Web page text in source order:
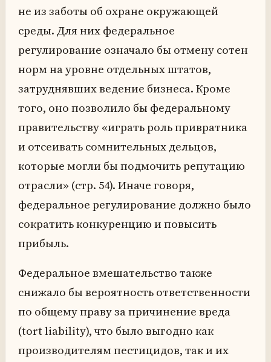
не из заботы об охране окружающей
среды. Для них федеральное
регулирование означало бы отмену сотен
норм на уровне отдельных штатов,
затруднявших ведение бизнеса. Кроме
того, оно позволило бы федеральному
правительству «играть роль привратника
и отсеивать сомнительных дельцов,
которые могли бы подмочить репутацию
отрасли» (стр. 54). Иначе говоря,
федеральное регулирование должно было
сократить конкуренцию и повысить
прибыль.
Федеральное вмешательство также
снижало бы вероятность ответственности
по общему праву за причинение вреда
(tort liability), что было выгодно как
производителям пестицидов, так и их